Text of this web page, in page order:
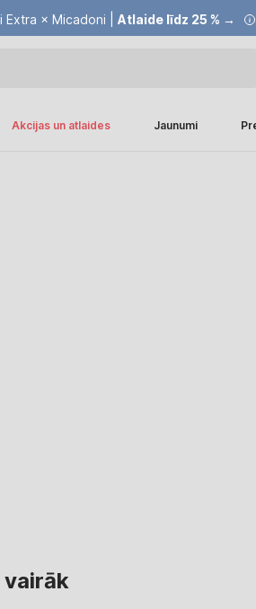
Extra × Micadoni | Atlaide līdz 25 % →
Akcijas un atlaides Jaunumi
vairāk